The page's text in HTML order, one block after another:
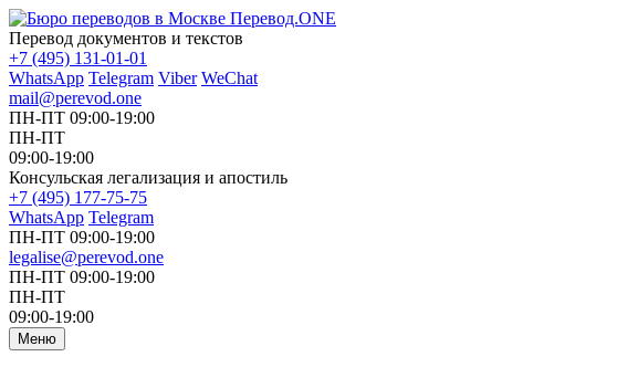
Перевод документов и текстов
+7 (495) 131-01-01
WhatsApp Telegram Viber WeChat
mail@perevod.one
ПН-ПТ 09:00-19:00
ПН-ПТ
09:00-19:00
Консульская легализация и апостиль
+7 (495) 177-75-75
WhatsApp Telegram
ПН-ПТ 09:00-19:00
legalise@perevod.one
ПН-ПТ 09:00-19:00
ПН-ПТ
09:00-19:00
Меню